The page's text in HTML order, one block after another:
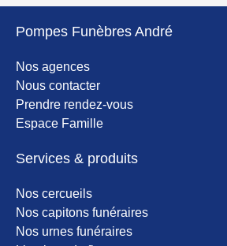
Pompes Funèbres André
Nos agences
Nous contacter
Prendre rendez-vous
Espace Famille
Services & produits
Nos cercueils
Nos capitons funéraires
Nos urnes funéraires